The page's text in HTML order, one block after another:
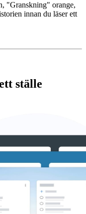
"Granskning" orange,
innan du läser ett
ställe